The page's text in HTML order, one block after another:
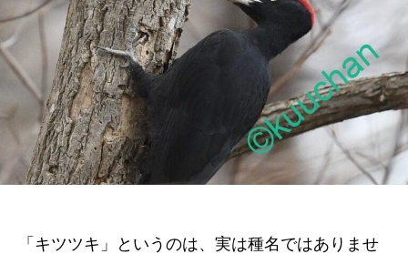
「キツツキ」というのは、実は種名ではありませ